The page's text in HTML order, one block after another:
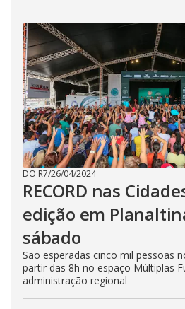
DO R7/26/04/2024
RECORD nas
edição em
sábado
São esperadas cinco mil pessoas
partir das 8h no espaço Múltiplas
administração regional